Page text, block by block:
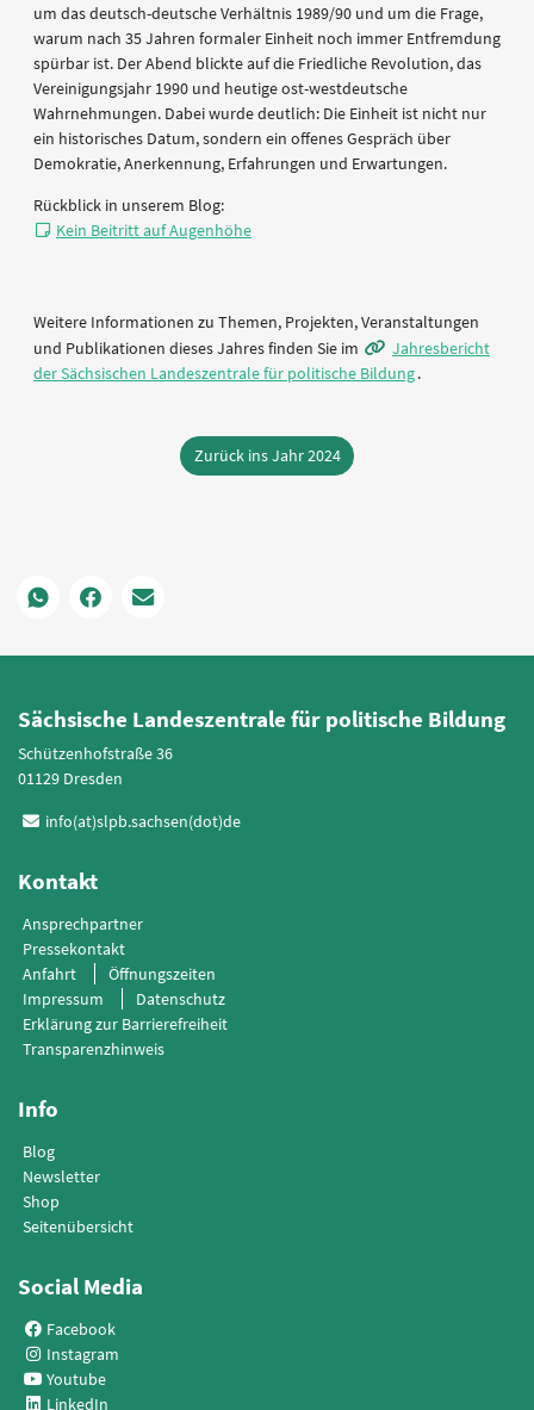
um das deutsch-deutsche Verhältnis 1989/90 und um die Frage,
warum nach 35 Jahren formaler Einheit noch immer Entfremdung
spürbar ist. Der Abend blickte auf die Friedliche Revolution, das
Vereinigungsjahr 1990 und heutige ost-westdeutsche
Wahrnehmungen. Dabei wurde deutlich: Die Einheit ist nicht nur
ein historisches Datum, sondern ein offenes Gespräch über
Demokratie, Anerkennung, Erfahrungen und Erwartungen.
Rückblick in unserem Blog:
Kein Beitritt auf Augenhöhe
Weitere Informationen zu Themen, Projekten, Veranstaltungen
und Publikationen dieses Jahres finden Sie im
Jahresbericht
der Sächsischen Landeszentrale für politische Bildung.
Zurück ins Jahr 2024
Sächsische Landeszentrale für politische Bildung
Schützenhofstraße 36
01129 Dresden
info(at)slpb.sachsen(dot)de
Kontakt
Ansprechpartner
Pressekontakt
Anfahrt
Öffnungszeiten
Impressum
Datenschutz
Erklärung zur Barrierefreiheit
Transparenzhinweis
Info
Blog
Newsletter
Shop
Seitenübersicht
Social Media
Facebook
Instagram
Youtube
LinkedIn